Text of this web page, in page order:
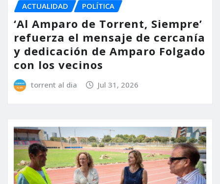
ACTUALIDAD POLÍTICA
‘Al Amparo de Torrent, Siempre’
refuerza el mensaje de cercanía
y dedicación de Amparo Folgado
con los vecinos
torrent al dia Jul 31, 2026